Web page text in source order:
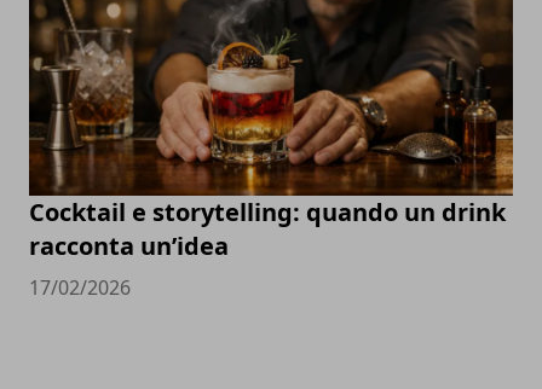
Cocktail e storytelling: quando un drink
racconta un’idea
17/02/2026